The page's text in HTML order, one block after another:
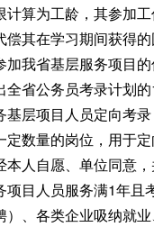
计算为工龄 ， 其参加
偿其在学习期间获得
我省基层服务项目的
省公务员考录计划
基层项目人员定向考
定数量的岗位，用于
本人自愿、单位同意 ，
项目人员服务满1年且
）、各类企业吸纳就